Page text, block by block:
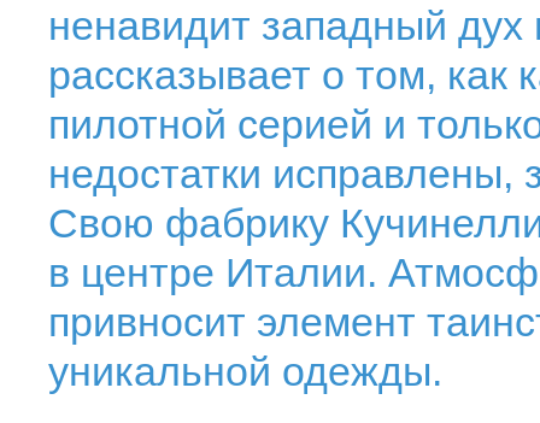
ненавидит западный дух
рассказывает о том,
пилотной серией и
недостатки исправлены,
Свою фабрику
в центре Италии.
привносит элемент
уникальной одежды.